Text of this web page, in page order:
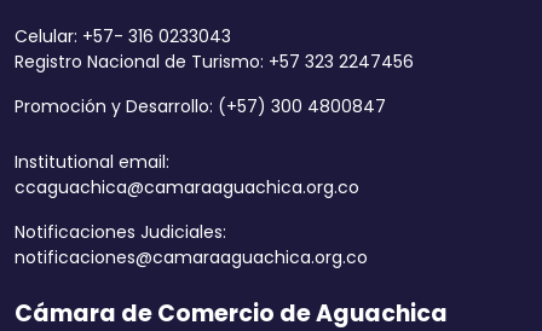
Celular: +57- 316 0233043
Registro Nacional de Turismo: +57 323 2247456
Promoción y Desarrollo: (+57) 300 4800847
Institutional email:
ccaguachica@camaraaguachica.org.co
Notificaciones Judiciales:
notificaciones@camaraaguachica.org.co
Cámara de Comercio de Aguachica
Aumentar